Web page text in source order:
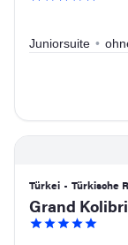
Juniorsuite •
Türkei • Türkische
Grand